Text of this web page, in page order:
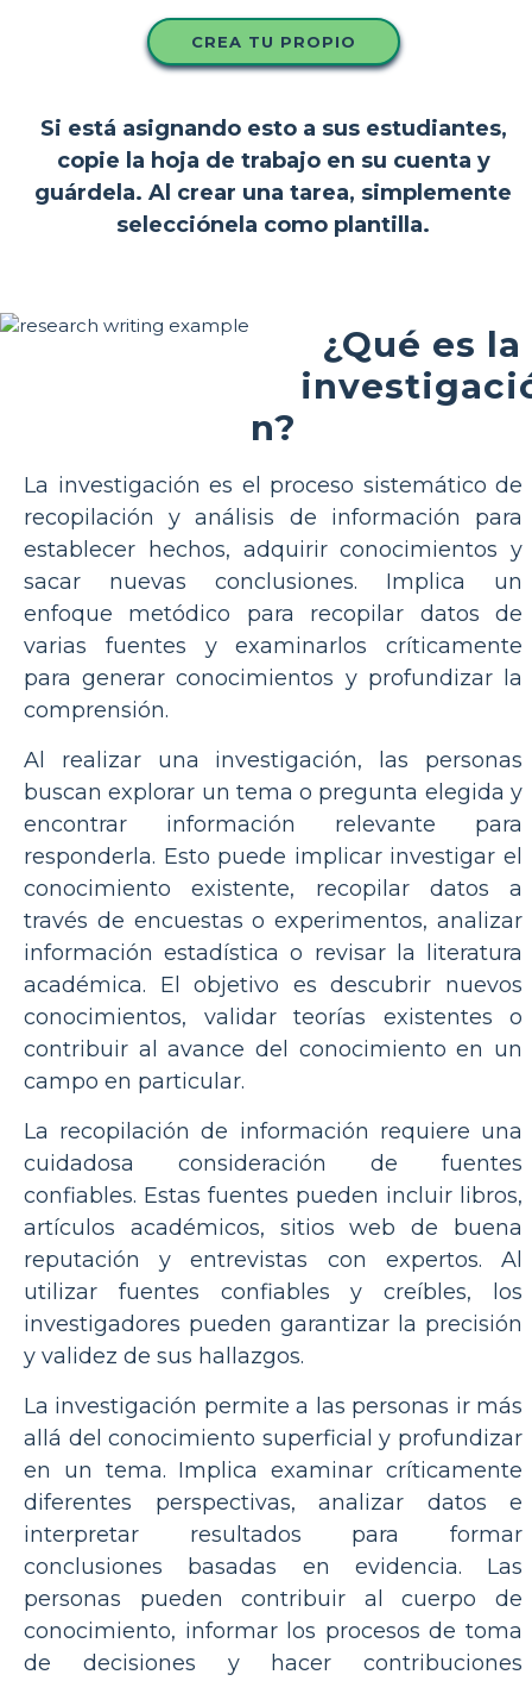
CREA TU PROPIO
Si está asignando esto a sus estudiantes,
copie la hoja de trabajo en su cuenta y
guárdela. Al crear una tarea, simplemente
selecciónela como plantilla.
¿Qué es la
n?
La investigación es el proceso sistemático de
recopilación y análisis de información para
establecer hechos, adquirir conocimientos y
sacar nuevas conclusiones. Implica un
enfoque metódico para recopilar datos de
varias fuentes y examinarlos críticamente
para generar conocimientos y profundizar la
comprensión.
Al realizar una investigación, las personas
buscan explorar un tema o pregunta elegida y
encontrar información relevante para
responderla. Esto puede implicar investigar el
conocimiento existente, recopilar datos a
través de encuestas o experimentos, analizar
información estadística o revisar la literatura
académica. El objetivo es descubrir nuevos
conocimientos, validar teorías existentes o
contribuir al avance del conocimiento en un
campo en particular.
La recopilación de información requiere una
cuidadosa consideración de fuentes
confiables. Estas fuentes pueden incluir libros,
artículos académicos, sitios web de buena
reputación y entrevistas con expertos. Al
utilizar fuentes confiables y creíbles, los
investigadores pueden garantizar la precisión
y validez de sus hallazgos.
La investigación permite a las personas ir más
allá del conocimiento superficial y profundizar
en un tema. Implica examinar críticamente
diferentes perspectivas, analizar datos e
interpretar resultados para formar
conclusiones basadas en evidencia. Las
personas pueden contribuir al cuerpo de
conocimiento, informar los procesos de toma
de decisiones y hacer contribuciones